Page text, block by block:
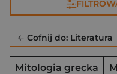
Cofnij do: Literatura
Mitologia grecka